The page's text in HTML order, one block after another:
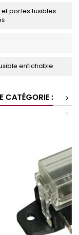
et portes fusibles
enfichable
CATÉGORIE :
>
<